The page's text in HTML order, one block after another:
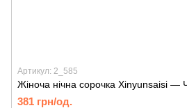
Артикул: 2_585
Жіноча нічна сорочка Xinyunsaisi —
381 грн/од.